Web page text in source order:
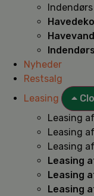
Nyheder
Restsalg
Leasing
Leasing
Leasing
Leasing
Leasing
Leasing
Leasing